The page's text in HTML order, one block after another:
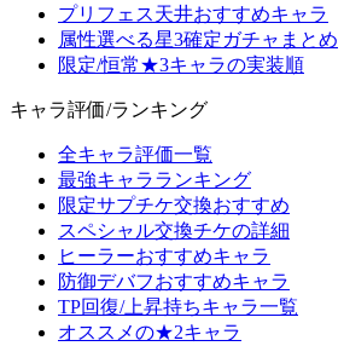
プリフェス天井おすすめキャラ
属性選べる星3確定ガチャまとめ
限定/恒常★3キャラの実装順
キャラ評価/ランキング
全キャラ評価一覧
最強キャラランキング
限定サプチケ交換おすすめ
スペシャル交換チケの詳細
ヒーラーおすすめキャラ
防御デバフおすすめキャラ
TP回復/上昇持ちキャラ一覧
オススメの★2キャラ